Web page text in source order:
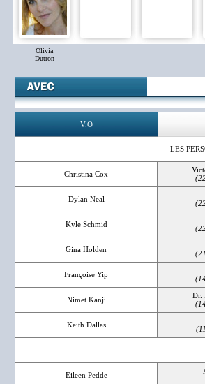
Olivia
Dutron
V.O
LES
Christina Cox
Dylan Neal
Kyle Schmid
Gina Holden
Françoise Yip
Nimet Kanji
Dr.
Keith Dallas
Eileen Pedde